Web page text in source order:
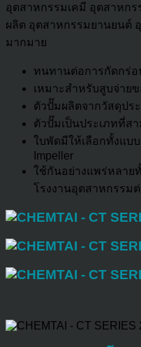
อุตสาหกรรมเคมี อุตสาหก
ผลิต อุตสาหกรรมยานยนต์
มากมาย
ทนทานต่อการกัดกร่อ
เหมาะสำหรับสูบจ่าย
ตัวปั๊มผลิตจากวัสดุปร
ตัวปั๊มเป็นประเภทที่ส
ใบพัดมีให้เลือกทั้งแบบ
Impeller
ใช้กันอย่างแพร่หลาย
โรงงานอุตสาหกรรม